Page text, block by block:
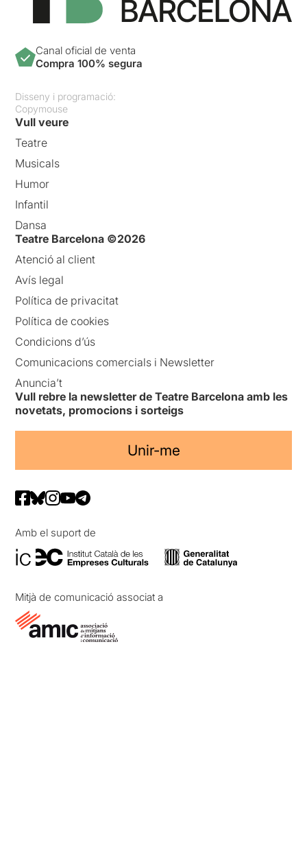
Canal oficial de venta
Compra 100% segura
Disseny i programació:
Copymouse
Vull veure
Teatre
Musicals
Humor
Infantil
Dansa
Teatre Barcelona ©2026
Atenció al client
Avís legal
Política de privacitat
Política de cookies
Condicions d’ús
Comunicacions comercials i Newsletter
Anuncia’t
Vull rebre la newsletter de Teatre Barcelona amb les
novetats, promocions i sorteigs
Unir-me
Amb el suport de
Mitjà de comunicació associat a